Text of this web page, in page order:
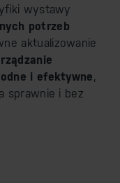
wystawy
potrzeb
aktualizowanie
i efektywne,
sprawnie i bez